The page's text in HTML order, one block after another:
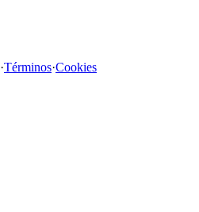
·Términos·Cookies